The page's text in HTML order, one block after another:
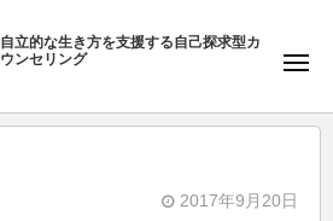
自立的な生き方を支援する自己探求型カ
ウンセリング
メ
ュ
ー
2017年9月20日